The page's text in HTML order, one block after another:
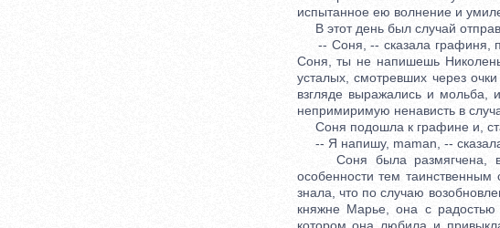
испытанное ею волнение и
В этот день был случай
-- Соня, -- сказала графиня,
Соня, ты не напишешь
усталых, смотревших через
взгляде выражались и мольба,
непримиримую ненависть в
Соня подошла к графине и,
-- Я напишу, maman, --
Соня была размягчена,
особенности тем
знала, что по случаю
княжне Марье, она с радостью